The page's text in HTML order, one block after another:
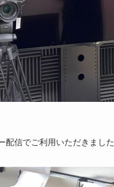
配信でご利用いただきました